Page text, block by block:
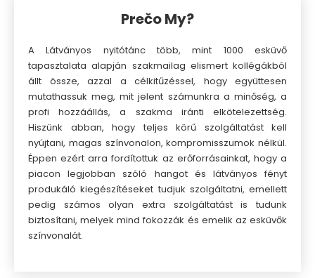
Prečo My?
A Látványos nyitótánc több, mint 1000 esküvő
tapasztalata alapján szakmailag elismert kollégákból
állt össze, azzal a célkitűzéssel, hogy együttesen
mutathassuk meg, mit jelent számunkra a minőség, a
profi hozzáállás, a szakma iránti elkötelezettség.
Hiszünk abban, hogy teljes körű szolgáltatást kell
nyújtani, magas színvonalon, kompromisszumok nélkül.
Éppen ezért arra fordítottuk az erőforrásainkat, hogy a
piacon legjobban szóló hangot és látványos fényt
produkáló kiegészítéseket tudjuk szolgáltatni, emellett
pedig számos olyan extra szolgáltatást is tudunk
biztosítani, melyek mind fokozzák és emelik az esküvők
színvonalát.